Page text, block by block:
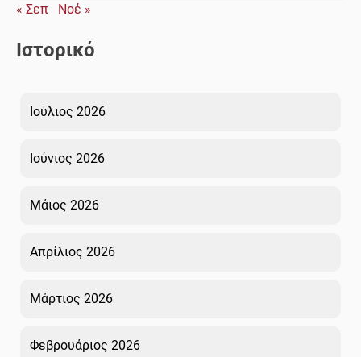
« Σεπ Νοέ »
Ιστορικό
Ιούλιος 2026
Ιούνιος 2026
Μάιος 2026
Απρίλιος 2026
Μάρτιος 2026
Φεβρουάριος 2026